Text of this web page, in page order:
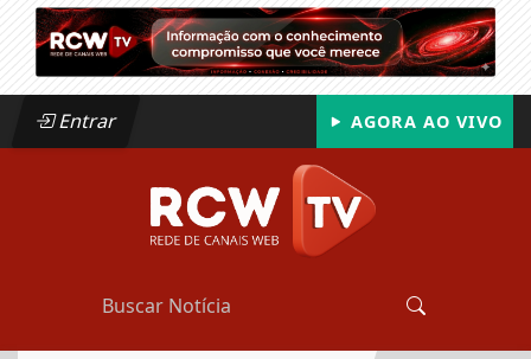
Entrar AGORA AO VIVO